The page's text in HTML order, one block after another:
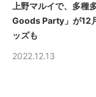
上野マルイで、多
Goods Party」が12
ッズも
2022.12.13